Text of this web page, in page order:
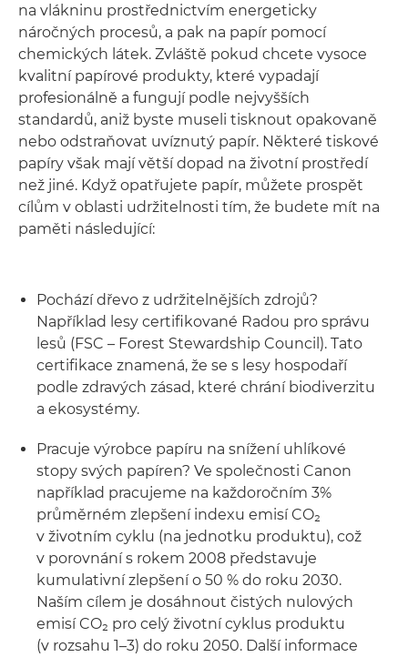
na vlákninu prostřednictvím energeticky
náročných procesů, a pak na papír pomocí
chemických látek. Zvláště pokud chcete vysoce
kvalitní papírové produkty, které vypadají
profesionálně a fungují podle nejvyšších
standardů, aniž byste museli tisknout opakovaně
nebo odstraňovat uvíznutý papír. Některé tiskové
papíry však mají větší dopad na životní prostředí
než jiné. Když opatřujete papír, můžete prospět
cílům v oblasti udržitelnosti tím, že budete mít na
paměti následující:
Pochází dřevo z udržitelnějších zdrojů?
Například lesy certifikované Radou pro správu
lesů (FSC – Forest Stewardship Council). Tato
certifikace znamená, že se s lesy hospodaří
podle zdravých zásad, které chrání biodiverzitu
a ekosystémy.
Pracuje výrobce papíru na snížení uhlíkové
stopy svých papíren? Ve společnosti Canon
například pracujeme na každoročním 3%
průměrném zlepšení indexu emisí CO₂
v životním cyklu (na jednotku produktu), což
v porovnání s rokem 2008 představuje
kumulativní zlepšení o 50 % do roku 2030.
Naším cílem je dosáhnout čistých nulových
emisí CO₂ pro celý životní cyklus produktu
(v rozsahu 1–3) do roku 2050. Další informace